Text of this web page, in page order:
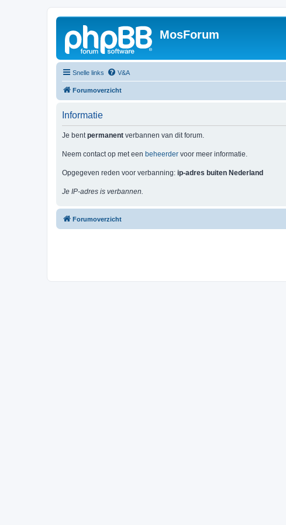
MosForum
Snelle links V&A
Forumoverzicht
Informatie
Je bentpermanent verbannen van dit forum.
Neem contact op met een beheerder voor meer informatie.
Opgegeven reden voor verbanning: ip-adres buiten Nederland
Je IP-adres is verbannen.
Forumoverzicht